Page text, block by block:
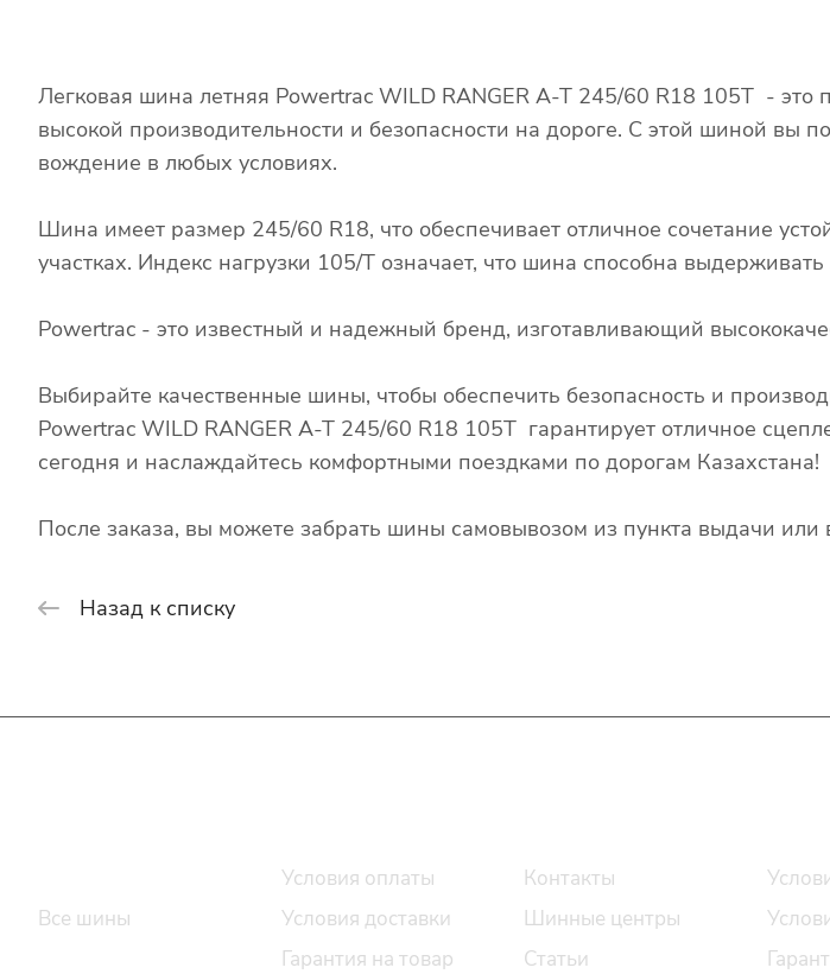
Легковая шина летняя Powertrac WILD RANGER A-T 245/60 R18 105T - это
высокой производительности и безопасности на дороге. С этой шиной вы
вождение в любых условиях.
Шина имеет размер 245/60 R18, что обеспечивает отличное сочетание
участках. Индекс нагрузки 105/T означает, что шина способна выдерживать
Powertrac - это известный и надежный бренд, изготавливающий
Выбирайте качественные шины, чтобы обеспечить безопасность и
Powertrac WILD RANGER A-T 245/60 R18 105T гарантирует отличное
сегодня и наслаждайтесь комфортными поездками по дорогам Казахстана!
После заказа, вы можете забрать шины самовывозом из пункта выдачи или
Назад к списку
Все шины
Условия оплаты
Условия доставки
Гарантия на товар
Контакты
Шинные центры
Статьи